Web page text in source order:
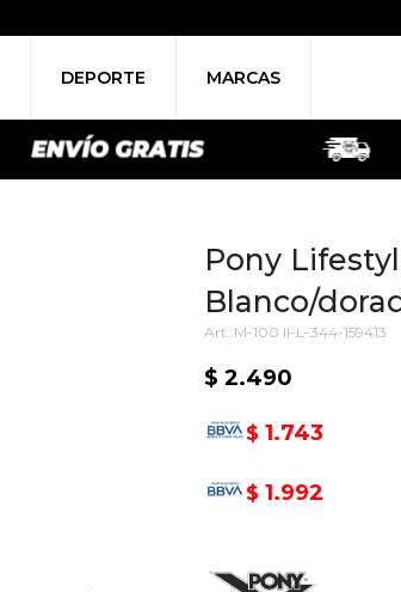
DEPORTE MARCAS
Pony
Blanco/
M-100 II-L-344-159413
$ 2.490
$ 1.743
$ 1.992